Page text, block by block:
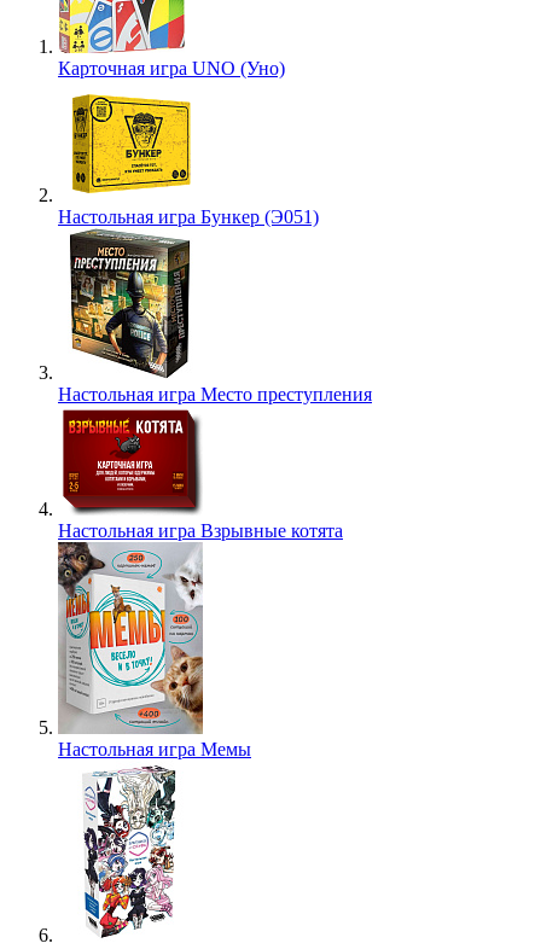
Карточная игра UNO (Уно)
Настольная игра Бункер (Э051)
Настольная игра Место преступления
Настольная игра Взрывные котята
Настольная игра Мемы